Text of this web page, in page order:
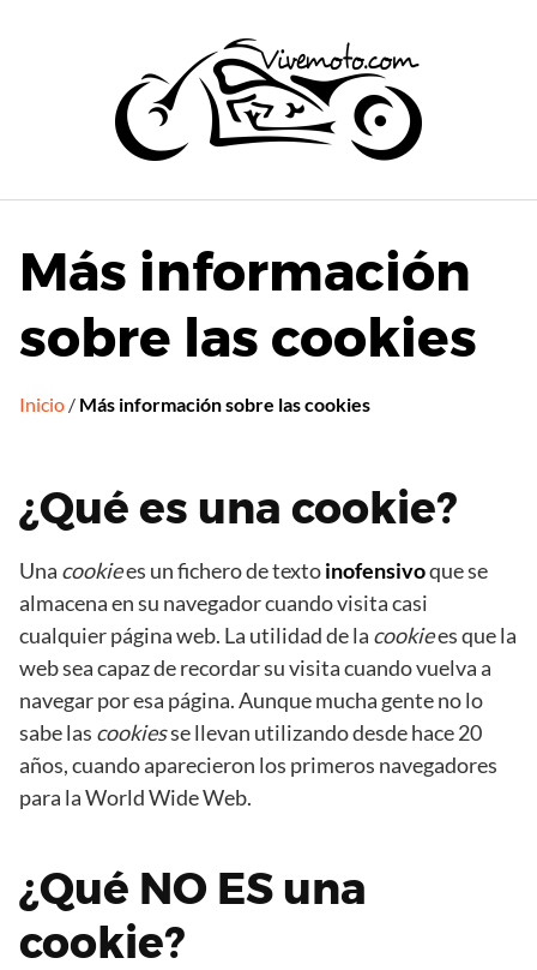
Más información
sobre las cookies
Inicio / Más información sobre las cookies
¿Qué es una cookie?
Una cookiees un fichero de textoinofensivoque se
almacena en su navegador cuando visita casi
cualquier página web. La utilidad de la cookiees que la
web sea capaz de recordar su visita cuando vuelva a
navegar por esa página. Aunque mucha gente no lo
sabe las cookiesse llevan utilizando desde hace 20
años, cuando aparecieron los primeros navegadores
para la World Wide Web.
¿Qué NO ES una
cookie?